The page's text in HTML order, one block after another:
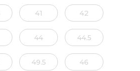
41 42
44 44.5
49.5 46